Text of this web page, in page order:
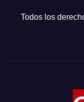
Todos los